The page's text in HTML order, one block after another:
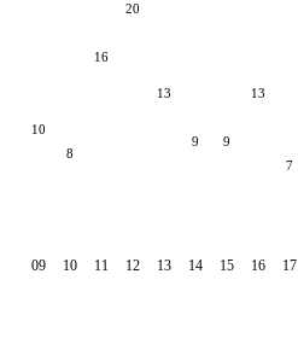
10
09
8
10
16
11
20
12
13
13
9
14
9
15
13
16
7
17